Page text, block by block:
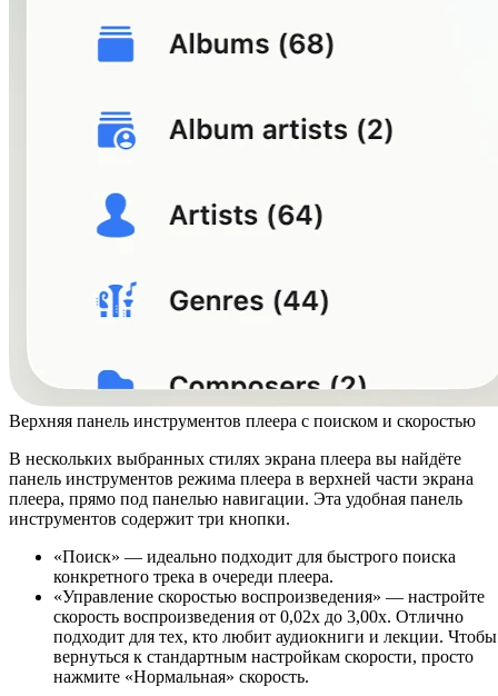
Верхняя панель инструментов плеера с поиском и скоростью
В нескольких выбранных стилях экрана плеера вы найдёте
панель инструментов режима плеера в верхней части экрана
плеера, прямо под панелью навигации. Эта удобная панель
инструментов содержит три кнопки.
«Поиск» — идеально подходит для быстрого поиска
конкретного трека в очереди плеера.
«Управление скоростью воспроизведения» — настройте
скорость воспроизведения от 0,02x до 3,00x. Отлично
подходит для тех, кто любит аудиокниги и лекции. Чтобы
вернуться к стандартным настройкам скорости, просто
нажмите «Нормальная» скорость.